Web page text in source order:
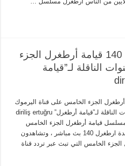
رابط مشاهدة الحلقة 140 قيامة أرطغرل الجزء
الناقلة لـ”قيامة
الحلقة 140 قيامة أرطغرل الجزء الخامس على قناة اليرموك
مسلسل قيامة أرطغرل الجزء الخامس
االحلقة 140 بحيث يمكنكم مشاهدة ارطغرل 140 بث مباشر ، وتشاهدون
الجزء الخامس التي تبث عبر تردد قناة